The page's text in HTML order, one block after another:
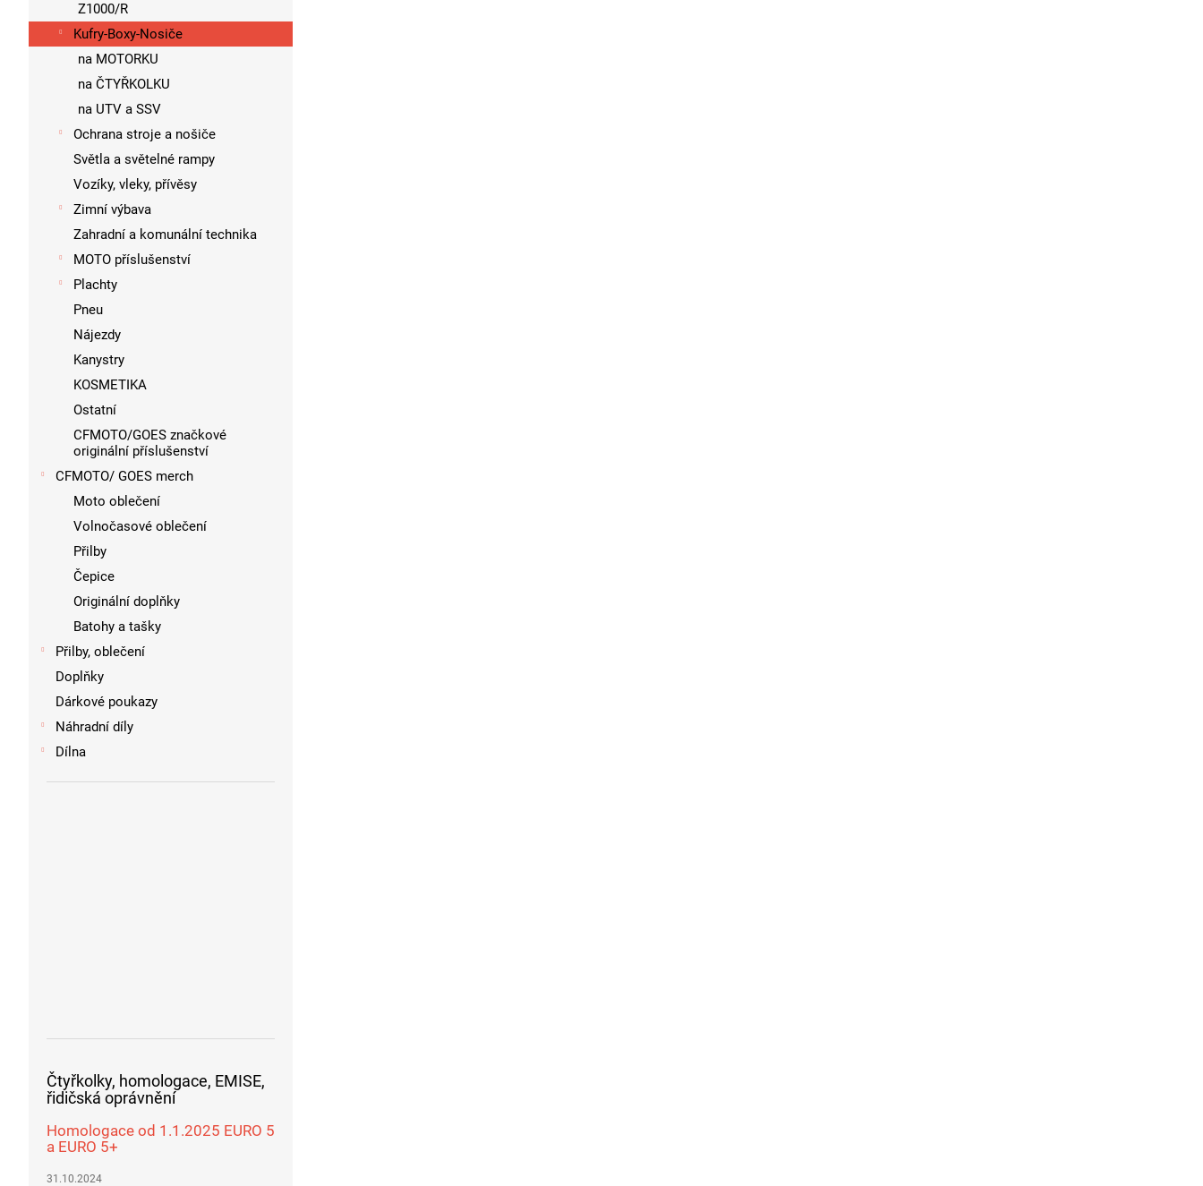
Z1000/R
Kufry-Boxy-Nosiče
na MOTORKU
na ČTYŘKOLKU
na UTV a SSV
Ochrana stroje a nošiče
Světla a světelné rampy
Vozíky, vleky, přívěsy
Zimní výbava
Zahradní a komunální technika
MOTO příslušenství
Plachty
Pneu
Nájezdy
Kanystry
KOSMETIKA
Ostatní
CFMOTO/GOES značkové
originální příslušenství
CFMOTO/ GOES merch
Moto oblečení
Volnočasové oblečení
Přilby
Čepice
Originální doplňky
Batohy a tašky
Přilby, oblečení
Doplňky
Dárkové poukazy
Náhradní díly
Dílna
Čtyřkolky, homologace, EMISE,
řidičská oprávnění
Homologace od 1.1.2025 EURO 5
a EURO 5+
31.10.2024